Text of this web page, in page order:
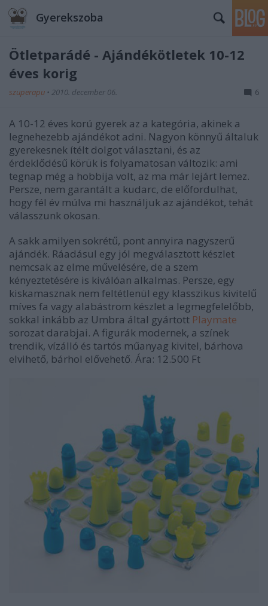
Gyerekszoba
Ötletparádé - Ajándékötletek 10-12
éves korig
szuperapu • 2010. december 06. 6
A 10-12 éves korú gyerek az a kategória, akinek a
legnehezebb ajándékot adni. Nagyon könnyű általuk
gyerekesnek ítélt dolgot választani, és az
érdeklődésű körük is folyamatosan változik: ami
tegnap még a hobbija volt, az ma már lejárt lemez.
Persze, nem garantált a kudarc, de előfordulhat,
hogy fél év múlva mi használjuk az ajándékot, tehát
válasszunk okosan.
A sakk amilyen sokrétű, pont annyira nagyszerű
ajándék. Ráadásul egy jól megválasztott készlet
nemcsak az elme művelésére, de a szem
kényeztetésére is kiválóan alkalmas. Persze, egy
kiskamasznak nem feltétlenül egy klasszikus kivitelű
míves fa vagy alabástrom készlet a legmegfelelőbb,
sokkal inkább az Umbra által gyártott Playmate
sorozat darabjai. A figurák modernek, a színek
trendik, vízálló és tartós műanyag kivitel, bárhova
elvihető, bárhol elővehető. Ára: 12.500 Ft